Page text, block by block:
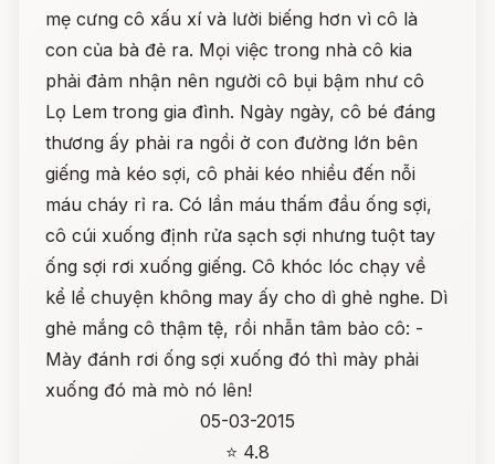
mẹ cưng cô xấu xí và lười biếng hơn vì cô là
con của bà đẻ ra. Mọi việc trong nhà cô kia
phải đảm nhận nên người cô bụi bậm như cô
Lọ Lem trong gia đình. Ngày ngày, cô bé đáng
thương ấy phải ra ngồi ở con đường lớn bên
giếng mà kéo sợi, cô phải kéo nhiều đến nỗi
máu cháy rỉ ra. Có lần máu thấm đầu ống sợi,
cô cúi xuống định rửa sạch sợi nhưng tuột tay
ống sợi rơi xuống giếng. Cô khóc lóc chạy về
kể lể chuyện không may ấy cho dì ghẻ nghe. Dì
ghẻ mắng cô thậm tệ, rồi nhẫn tâm bảo cô: -
Mày đánh rơi ống sợi xuống đó thì mày phải
xuống đó mà mò nó lên!
05-03-2015
⭐ 4.8